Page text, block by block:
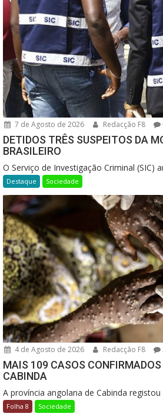
7 de Agosto de 2026 Redacção F8
DETIDOS TRÊS SUSPEITOS DA
BRASILEIRO
O Serviço de Investigação Criminal (SIC)
Destaque Sociedade
4 de Agosto de 2026 Redacção F8
MAIS 109 CASOS
CABINDA
A província angolana de Cabinda registou
Folha 8 Sociedade